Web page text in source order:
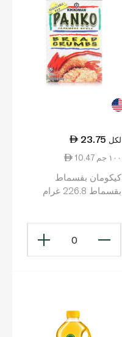
23.75 لكل
10.47 ١٠٠ جم
كيكومان بقسماط
بقسماط 226.8 غرام
0